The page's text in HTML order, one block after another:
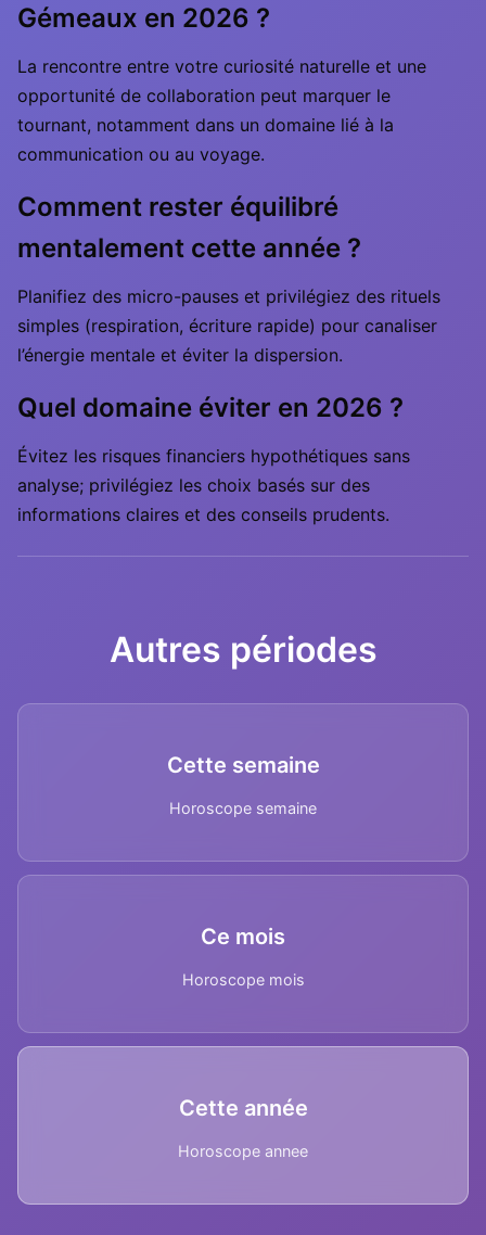
Gémeaux en 2026 ?
La rencontre entre votre curiosité naturelle et une
opportunité de collaboration peut marquer le
tournant, notamment dans un domaine lié à la
communication ou au voyage.
Comment rester équilibré
mentalement cette année ?
Planifiez des micro-pauses et privilégiez des rituels
simples (respiration, écriture rapide) pour canaliser
l’énergie mentale et éviter la dispersion.
Quel domaine éviter en 2026 ?
Évitez les risques financiers hypothétiques sans
analyse; privilégiez les choix basés sur des
informations claires et des conseils prudents.
Autres périodes
Cette semaine
Horoscope semaine
Ce mois
Horoscope mois
Cette année
Horoscope annee